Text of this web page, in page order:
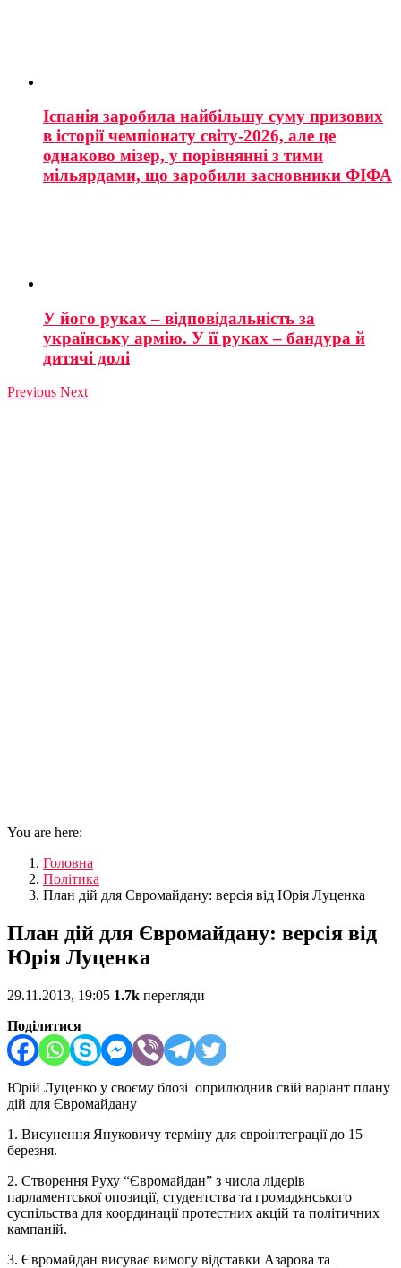
Іспанія заробила найбільшу суму призових
в історії чемпіонату світу-2026, але це
однаково мізер, у порівнянні з тими
мільярдами, що заробили засновники ФІФА
У його руках – відповідальність за
українську армію. У її руках – бандура й
дитячі долі
Previous Next
You are here:
Головна
Політика
План дій для Євромайдану: версія від Юрія Луценка
План дій для Євромайдану: версія від
Юрія Луценка
29.11.2013, 19:05 1.7k перегляди
Поділитися
Юрій Луценко у своєму блозі оприлюднив свій варіант плану
дій для Євромайдану
1. Висунення Януковичу терміну для євроінтеграції до 15
березня.
2. Створення Руху “Євромайдан” з числа лідерів
парламентської опозиції, студентства та громадянського
суспільства для координації протестних акцій та політичних
кампаній.
3. Євромайдан висуває вимогу відставки Азарова та